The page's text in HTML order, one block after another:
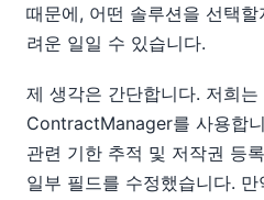
때문에, 어떤 솔루션을 선택
려운 일일 수 있습니다.
제 생각은 간단합니다. 저희
ContractManager를 사용합
관련 기한 추적 및 저작권 등
일부 필드를 수정했습니다.